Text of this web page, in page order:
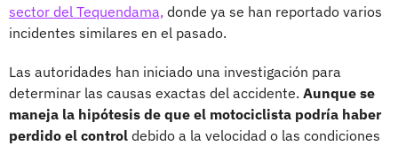
sector del Tequendama, donde ya se han reportado varios
incidentes similares en el pasado.
Las autoridades han iniciado una investigación para
determinar las causas exactas del accidente. Aunque se
maneja la hipótesis de que el motociclista podría haber
perdido el control debido a la velocidad o las condiciones